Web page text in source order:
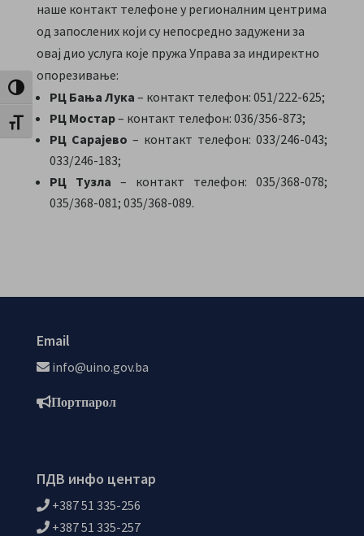
Toggle High Contrast
Toggle Font size
наше контакт телефоне у регионалним центрима
од запослених који су непосредно задужени за
овај дио услуга које пружа Управа за индиректно
опорезивање:
РЦ Бања Лука – контакт телефон: 051/222-625;
РЦ Мостар– контакт телефон: 036/356-873;
РЦ Сарајево – контакт телефон: 033/246-043;
033/246-183;
РЦ Тузла – контакт телефон: 035/368-078;
035/368-081; 035/368-089.
Email
info@uino.gov.ba
Портпарол
ПДВ инфо центар
+387 51 335-256
+387 51 335-257